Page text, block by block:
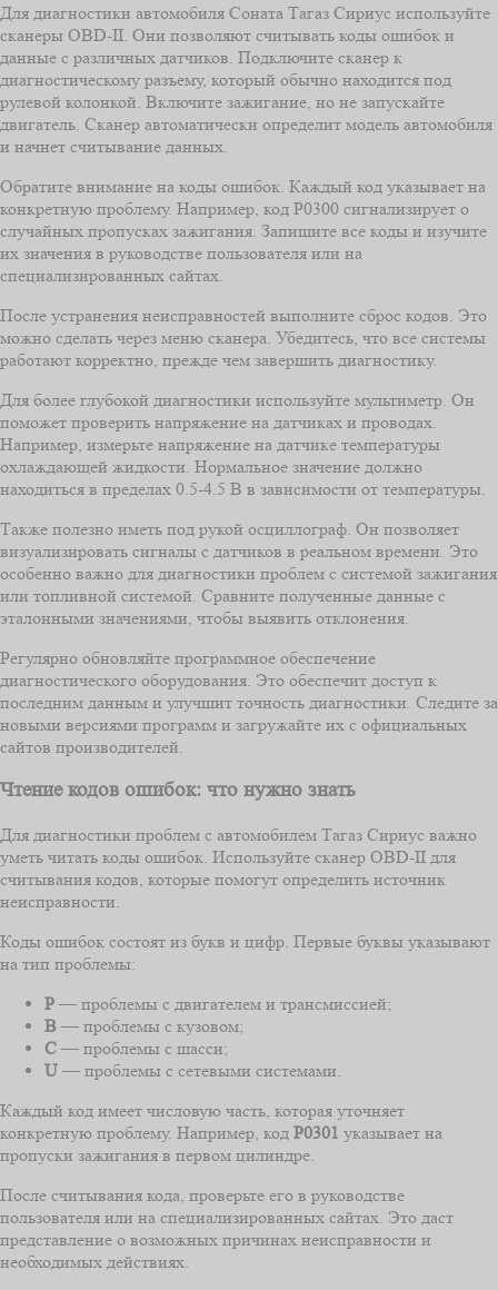
Для диагностики автомобиля Соната Тагаз Сириус используйте
сканеры OBD-II. Они позволяют считывать коды ошибок и
данные с различных датчиков. Подключите сканер к
диагностическому разъему, который обычно находится под
рулевой колонкой. Включите зажигание, но не запускайте
двигатель. Сканер автоматически определит модель автомобиля
и начнет считывание данных.
Обратите внимание на коды ошибок. Каждый код указывает на
конкретную проблему. Например, код P0300 сигнализирует о
случайных пропусках зажигания. Запишите все коды и изучите
их значения в руководстве пользователя или на
специализированных сайтах.
После устранения неисправностей выполните сброс кодов. Это
можно сделать через меню сканера. Убедитесь, что все системы
работают корректно, прежде чем завершить диагностику.
Для более глубокой диагностики используйте мультиметр. Он
поможет проверить напряжение на датчиках и проводах.
Например, измерьте напряжение на датчике температуры
охлаждающей жидкости. Нормальное значение должно
находиться в пределах 0.5-4.5 В в зависимости от температуры.
Также полезно иметь под рукой осциллограф. Он позволяет
визуализировать сигналы с датчиков в реальном времени. Это
особенно важно для диагностики проблем с системой зажигания
или топливной системой. Сравните полученные данные с
эталонными значениями, чтобы выявить отклонения.
Регулярно обновляйте программное обеспечение
диагностического оборудования. Это обеспечит доступ к
последним данным и улучшит точность диагностики. Следите за
новыми версиями программ и загружайте их с официальных
сайтов производителей.
Чтение кодов ошибок: что нужно знать
Для диагностики проблем с автомобилем Тагаз Сириус важно
уметь читать коды ошибок. Используйте сканер OBD-II для
считывания кодов, которые помогут определить источник
неисправности.
Коды ошибок состоят из букв и цифр. Первые буквы указывают
на тип проблемы:
P — проблемы с двигателем и трансмиссией;
B — проблемы с кузовом;
C — проблемы с шасси;
U — проблемы с сетевыми системами.
Каждый код имеет числовую часть, которая уточняет
конкретную проблему. Например, код P0301 указывает на
пропуски зажигания в первом цилиндре.
После считывания кода, проверьте его в руководстве
пользователя или на специализированных сайтах. Это даст
представление о возможных причинах неисправности и
необходимых действиях.